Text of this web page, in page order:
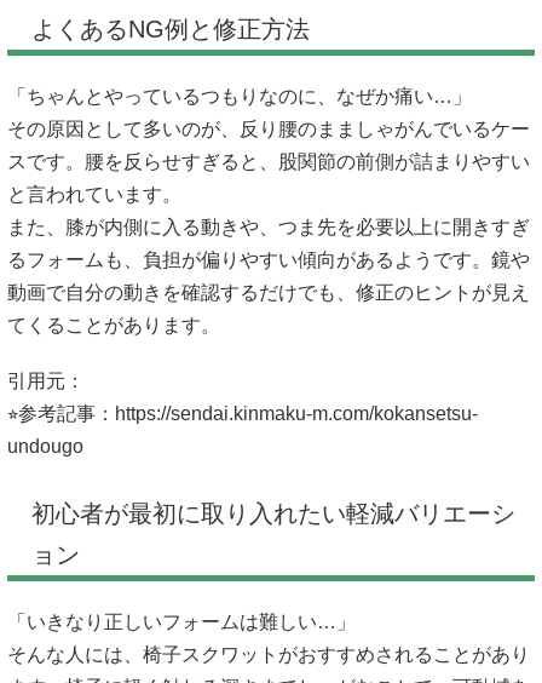
よくあるNG例と修正方法
「ちゃんとやっているつもりなのに、なぜか痛い…」
その原因として多いのが、反り腰のまましゃがんでいるケー
スです。腰を反らせすぎると、股関節の前側が詰まりやすい
と言われています。
また、膝が内側に入る動きや、つま先を必要以上に開きすぎ
るフォームも、負担が偏りやすい傾向があるようです。鏡や
動画で自分の動きを確認するだけでも、修正のヒントが見え
てくることがあります。
引用元：
⭐︎参考記事： https://sendai.kinmaku-m.com/kokansetsu-
undougo
初心者が最初に取り入れたい軽減バリエーシ
ョン
「いきなり正しいフォームは難しい…」
そんな人には、椅子スクワットがおすすめされることがあり